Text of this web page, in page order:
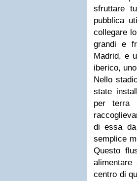
sfruttare
pubblica
collegare
grandi e
Madrid, e
iberico,
Nello
state
per terra
di essa
semplice
Questo
centro di